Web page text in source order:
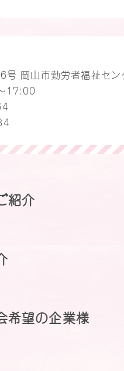
号 岡山市勤労者福祉セ
17:00
紹介
希望の企業様